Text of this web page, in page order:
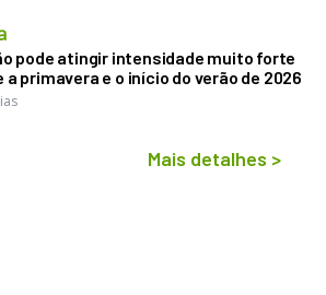
pode atingir intensidade muito forte
a primavera e o início do verão de 2026
Mais detalhes >